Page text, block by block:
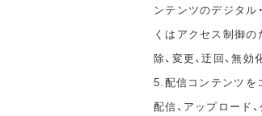
ンテンツのデジタル
くはアクセス制御の
除、変更、迂回、無
5.配信コンテンツを
配信、アップロード